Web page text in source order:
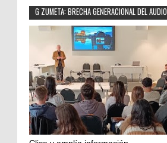
G ZUMETA: BRECHA GENERACIONAL DEL AUDIO